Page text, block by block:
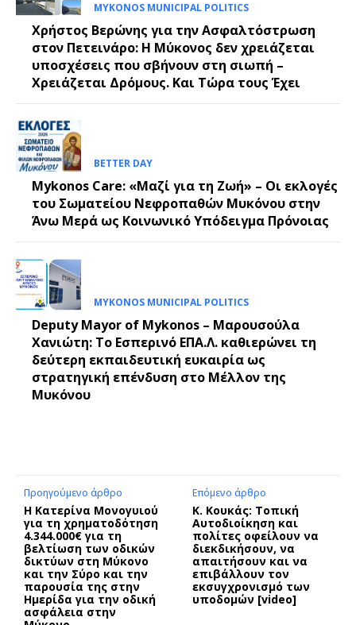
MYKONOS MUNICIPAL POLITICS
Χρήστος Βερώνης για την Ασφαλτόστρωση
στον Πετεινάρο: Η Μύκονος δεν χρειάζεται
υποσχέσεις που σβήνουν στη σιωπή –
Χρειάζεται Δρόμους. Και Τώρα τους Έχει
BETTER DAY
Mykonos Care: «Μαζί για τη Ζωή» – Οι εκλογές
του Σωματείου Νεφροπαθών Μυκόνου στην
Άνω Μερά ως Κοινωνικό Υπόδειγμα Πρόνοιας
MYKONOS MUNICIPAL POLITICS
Deputy Mayor of Mykonos – Μαρουσούλα
Χανιώτη: Το Εσπερινό ΕΠΑ.Λ. καθιερώνει τη
δεύτερη εκπαιδευτική ευκαιρία ως
στρατηγική επένδυση στο Μέλλον της
Μυκόνου
Προηγούμενο άρθρο
Η Κατερίνα Μονογυιού
για τη χρηματοδότηση
4.344.000€ για τη
βελτίωση των οδικών
δικτύων στη Μύκονο
και την Σύρο και την
παρουσία της στην
Ημερίδα για την οδική
ασφάλεια στην
Επόμενο άρθρο
Κ. Κουκάς: Τοπική
Αυτοδιοίκηση και
πολίτες οφείλουν να
διεκδικήσουν, να
απαιτήσουν και να
επιβάλλουν τον
εκσυγχρονισμό των
υποδομών [video]